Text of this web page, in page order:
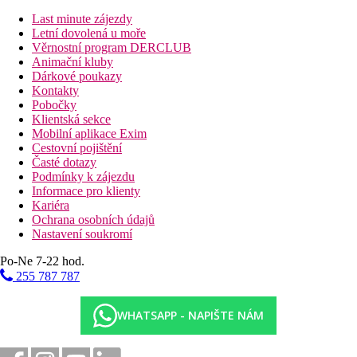
ložnice, koupelna s vanou, extra služby Mythica
Suita, Executive, Sea Front, Výhled moře:
výhled na moře, ložnice s obývací částí, velká terasa s
lehátky, extra služby Mythica
Penthouse Suita:
patře, velká slunná terasa s lehátky, extra služby Mythica
Dvoulůžkový pokoj, Renovovaný, Výhled bazén:
zrekonstruované pokoje
Dvoulůžkový pokoj, Renovovaný, Výhled moře:
zrekonstruované pokoje, extra služby Mythica
Dvoulůžkový pokoj, Renovovaný, Superior, Výhled
moře:nově zrekonstruované pokoje, extra služby
Mythica
Pláž
Dlouhá písečná pláž přímo u hotelu (oddělena pobřežní
komunikací). Lehátka, slunečníky a osušky (zdarma).
Last minute zájezdy
Letní dovolená u moře
Věrnostní program DERCLUB
Animační kluby
Dárkové poukazy
Kontakty
Pobočky
Klientská sekce
Mobilní aplikace Exim
Cestovní pojištění
Časté dotazy
Podmínky k zájezdu
Informace pro klienty
Kariéra
Ochrana osobních údajů
Nastavení soukromí
Po-Ne 7-22 hod.
255 787 787
WHATSAPP - NAPIŠTE NÁM